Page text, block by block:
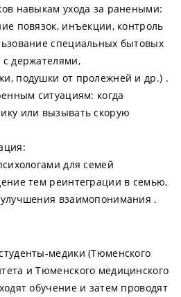
навыкам ухода за ранеными:
повязок, инъекции, контроль
специальных бытовых
держателями,
подушки от пролежней и др.) .
ситуациям: когда
или вызывать скорую
для семей
тем реинтеграции в семью,
взаимопонимания .
медики (Тюменского
и Тюменского медицинского
обучение и затем проводят